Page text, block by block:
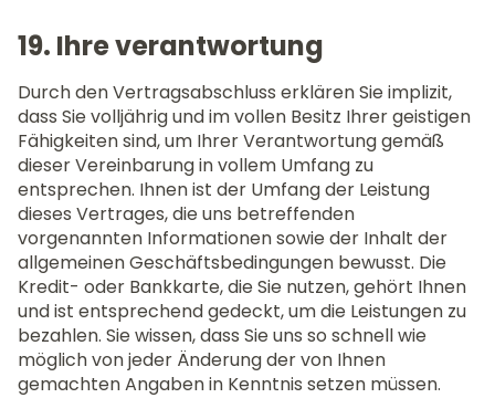
19. Ihre verantwortung
Durch den Vertragsabschluss erklären Sie implizit,
dass Sie volljährig und im vollen Besitz Ihrer geistigen
Fähigkeiten sind, um Ihrer Verantwortung gemäß
dieser Vereinbarung in vollem Umfang zu
entsprechen. Ihnen ist der Umfang der Leistung
dieses Vertrages, die uns betreffenden
vorgenannten Informationen sowie der Inhalt der
allgemeinen Geschäftsbedingungen bewusst. Die
Kredit- oder Bankkarte, die Sie nutzen, gehört Ihnen
und ist entsprechend gedeckt, um die Leistungen zu
bezahlen. Sie wissen, dass Sie uns so schnell wie
möglich von jeder Änderung der von Ihnen
gemachten Angaben in Kenntnis setzen müssen.